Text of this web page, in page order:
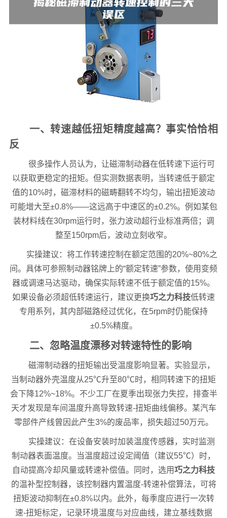
一、转速越低扭矩精度越高？事实恰恰相
反
很多操作人员认为，让磁滞制动器在低转速下运行可
以获取更稳定的扭矩。但实测数据表明，当转速低于额定
值的10%时，磁滞材料的磁畴翻转不均匀，输出扭矩波动
可能增大至±0.8%——这远高于中速区的±0.2%。例如某包
装材料线在30rpm运行时，张力波动超行业标准两倍；调
整至150rpm后，波动立刻收窄。
实操建议：将工作转速控制在额定范围的20%~80%之
间。具体可参照制动器铭牌上的“额定转速”参数，使用变频
器或调速马达驱动，确保实际转速不低于额定值的15%。
如果设备必须超低转速运行，建议更换巧之力科技低转速
专用系列，其内部磁路经过优化，在5rpm时仍能保持
±0.5%精度。
二、忽略温度漂移对转速特性的影响
磁滞制动器的扭矩输出受温度影响显著。实验显示，
当制动器外壳温度从25℃升至80℃时，相同转速下的扭矩
会下降12%~18%。不少工厂在夏季出现张力失控，排查半
天才发现是车间温度升高导致转速-扭矩曲线偏移。某汽车
零部件产线曾因此产生3%的废品率，损失超过50万元。
实操建议：在设备安装时加装温度传感器，实时监测
制动器表面温度。当温度超过设定阈值（建议55℃）时，
自动提高冷却风量或转速补偿值。同时，选用巧之力科技
的温补型控制器，该控制器内置温度-转速补偿算法，可将
扭矩波动抑制在±0.8%以内。此外，每季度应进行一次转
速-扭矩标定，记录环境温度与对应曲线，建立基线数据